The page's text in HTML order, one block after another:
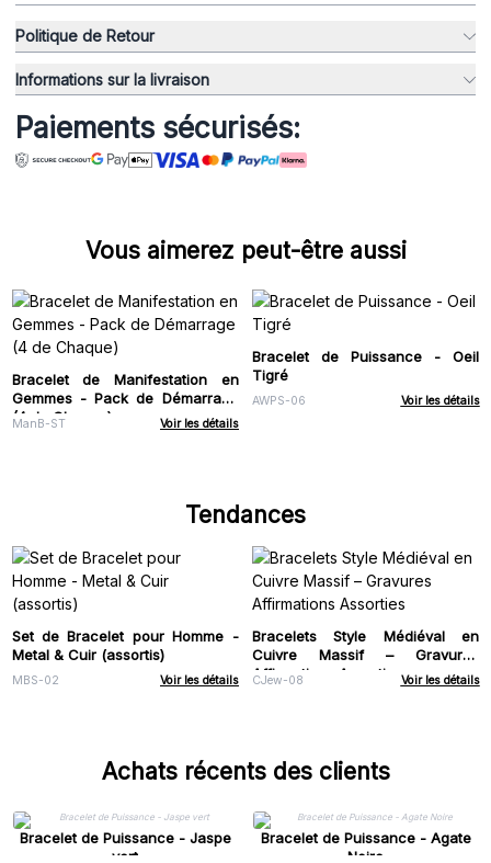
Politique de Retour
Informations sur la livraison
Paiements sécurisés:
Vous aimerez peut-être aussi
Bracelet de Manifestation en
Gemmes - Pack de Démarrage
(4 de Chaque)
ManB-ST Voir les détails
Bracelet de Puissance - Oeil
Tigré
AWPS-06 Voir les détails
Tendances
Set de Bracelet pour Homme -
Metal & Cuir (assortis)
MBS-02 Voir les détails
Bracelets Style Médiéval en
Cuivre Massif – Gravures
Affirmations Assorties
CJew-08 Voir les détails
Achats récents des clients
Bracelet de Puissance - Jaspe
vert
Bracelet de Puissance - Agate
Noire